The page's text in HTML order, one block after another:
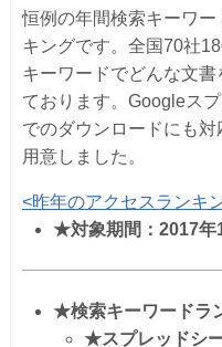
恒例の年間検索キーワ
キングです。全国70社
キーワードでどんな文
ております。Googleス
でのダウンロードにも
用意しました。
<昨年のアクセスランキ
★対象期間：2017年
★検索キーワードラ
★スプレッドシ